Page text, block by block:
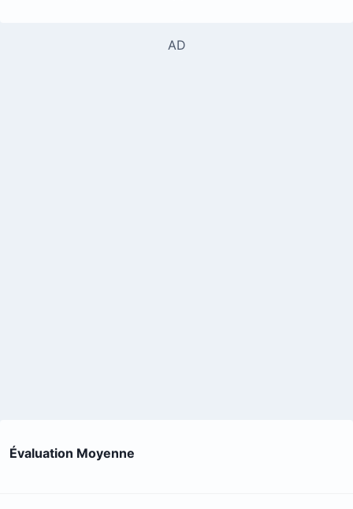
AD
Évaluation Moyenne